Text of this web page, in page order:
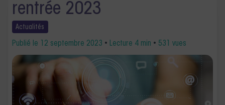
rentrée 2023
Actualités
Publié le 12 septembre 2023 • Lecture 4 min • 531 vues